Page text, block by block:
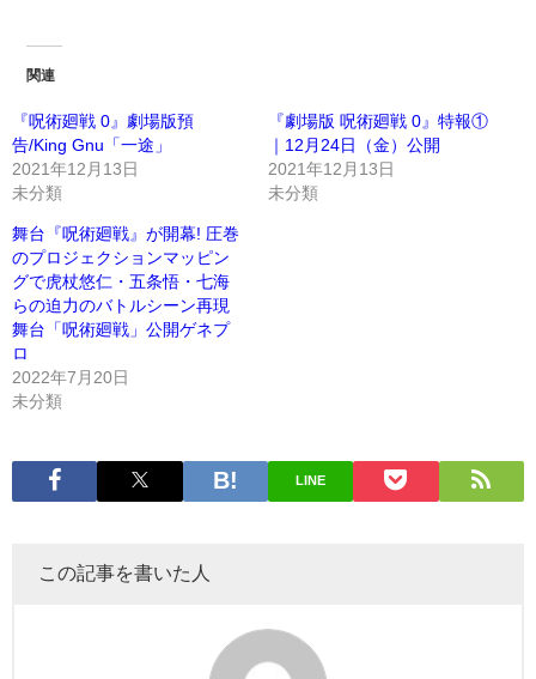
関連
『呪術廻戦 0』劇場版預
告/King Gnu「一途」
2021年12月13日
未分類
『劇場版 呪術廻戦 0』特報①
｜12月24日（金）公開
2021年12月13日
未分類
舞台『呪術廻戦』が開幕! 圧巻
のプロジェクションマッピン
グで虎杖悠仁・五条悟・七海
らの迫力のバトルシーン再現
舞台「呪術廻戦」公開ゲネプ
ロ
2022年7月20日
未分類
LINE
この記事を書いた人